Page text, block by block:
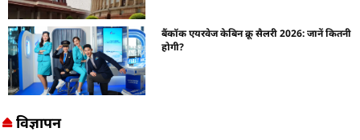
बैंकॉक एयरवेज केबिन क्रू सैलरी 2026: जानें कितनी
होगी?
विज्ञापन